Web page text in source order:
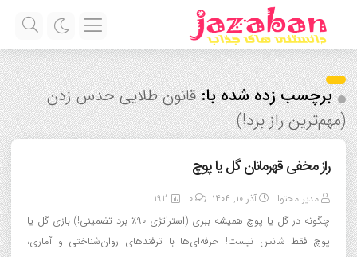
برچسب زده شده با:قانون طلایی حدس زدن
(مهم‌ترین راز برد!)
راز مخفی قهرمانان گل یا پوچ
مدیر محتوا آذر ۱۰, ۱۴۰۴ 0
192
چگونه در گل یا پوچ همیشه ببری (استراتژی ۹۰٪ برد تضمینی!) بازی گل یا
پوچ فقط شانس نیست! حرفه‌ای‌ها با ترفندهای روان‌شناختی و آماری،